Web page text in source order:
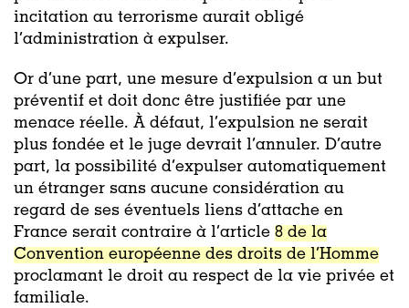
incitation au terrorisme aurait obligé
l’administration à expulser.
Or d’une part, une mesure d’expulsion a un but
préventif et doit donc être justifiée par une
menace réelle. À défaut, l’expulsion ne serait
plus fondée et le juge devrait l’annuler. D’autre
part, la possibilité d’expulser automatiquement
un étranger sans aucune considération au
regard de ses éventuels liens d’attache en
France serait contraire à l’article 8 de la
Convention européenne des droits de l’Homme
proclamant le droit au respect de la vie privée et
familiale.